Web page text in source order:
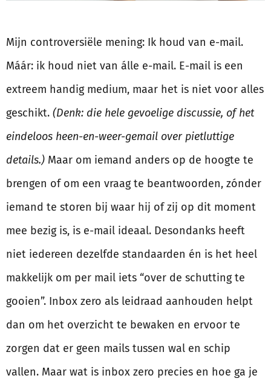
Mijn controversiële mening: Ik houd van e-mail.
Máár: ik houd niet van álle e-mail. E-mail is een
extreem handig medium, maar het is niet voor alles
geschikt. (Denk: die hele gevoelige discussie, of het
eindeloos heen-en-weer-gemail over pietluttige
details.) Maar om iemand anders op de hoogte te
brengen of om een vraag te beantwoorden, zónder
iemand te storen bij waar hij of zij op dit moment
mee bezig is, is e-mail ideaal. Desondanks heeft
niet iedereen dezelfde standaarden én is het heel
makkelijk om per mail iets “over de schutting te
gooien”. Inbox zero als leidraad aanhouden helpt
dan om het overzicht te bewaken en ervoor te
zorgen dat er geen mails tussen wal en schip
vallen. Maar wat is inbox zero precies en hoe ga je